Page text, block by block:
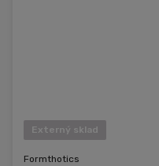
Externý sklad
Formthotics